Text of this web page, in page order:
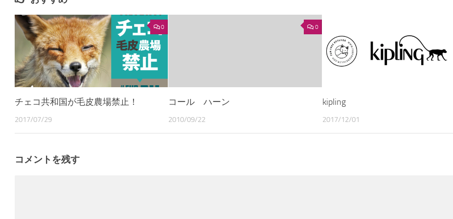
0
チェコ共和国が毛皮農場禁止！
2017/07/29
0
コール ハーン
2010/09/22
kipling
2017/12/01
コメントを残す